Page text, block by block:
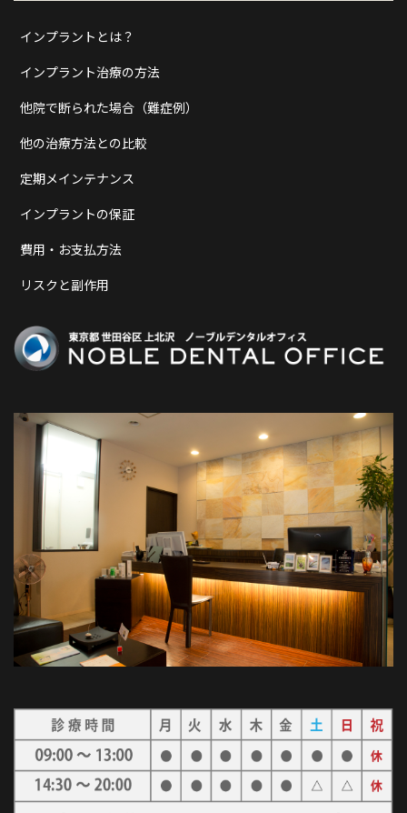
インプラントとは？
インプラント治療の方法
他院で断られた場合（難症例）
他の治療方法との比較
定期メインテナンス
インプラントの保証
費用・お支払方法
リスクと副作用